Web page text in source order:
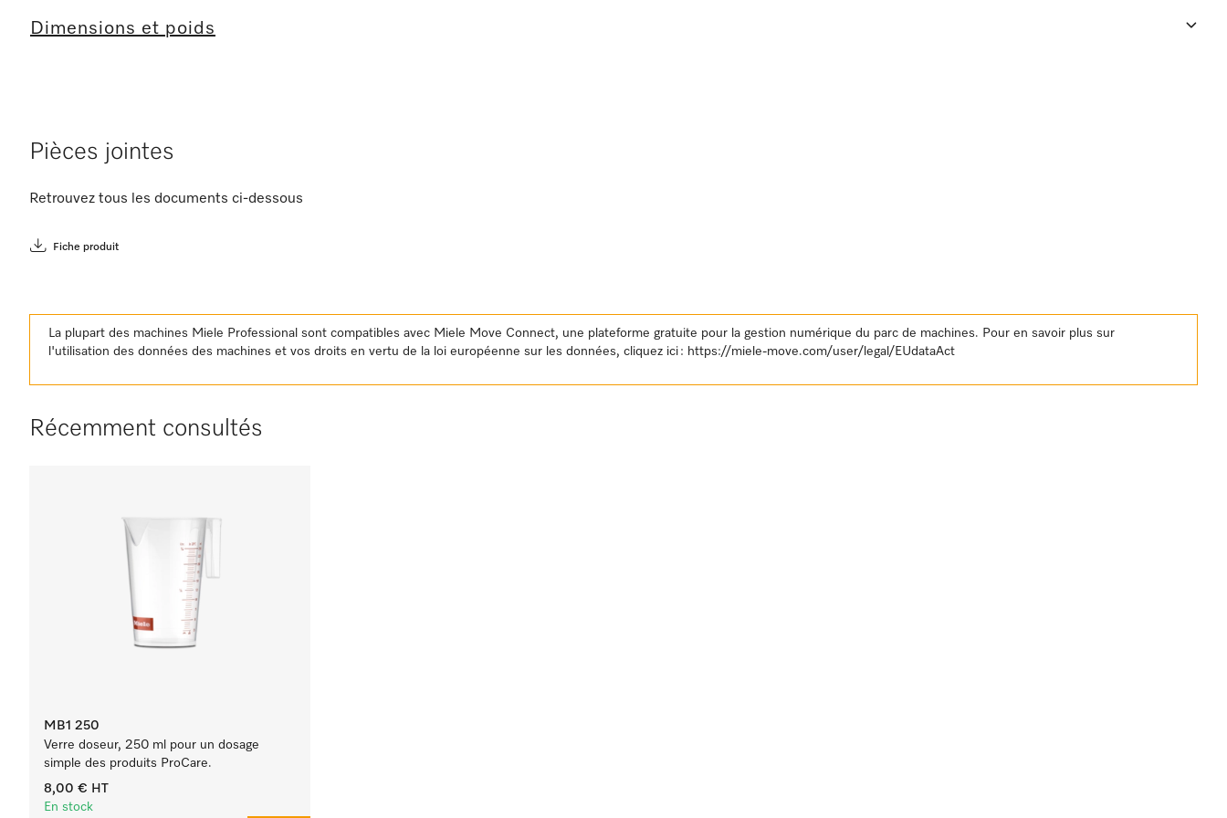
Dimensions et poids
Pièces jointes
Retrouvez tous les documents ci-dessous
Fiche produit
La plupart des machines Miele Professional sont compatibles avec Miele Move Connect, une plateforme gratuite pour la gestion numérique du parc de machines. Pour en savoir plus sur
l'utilisation des données des machines et vos droits en vertu de la loi européenne sur les données, cliquez ici : https://miele-move.com/user/legal/EUdataAct
Récemment consultés
MB1 250
Verre doseur, 250 ml pour un dosage
simple des produits ProCare.
8,00 € HT
En stock